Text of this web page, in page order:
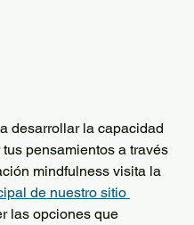
desarrollar la capacidad
pensamientos a través
mindfulness visita la
de nuestro sitio
las opciones que